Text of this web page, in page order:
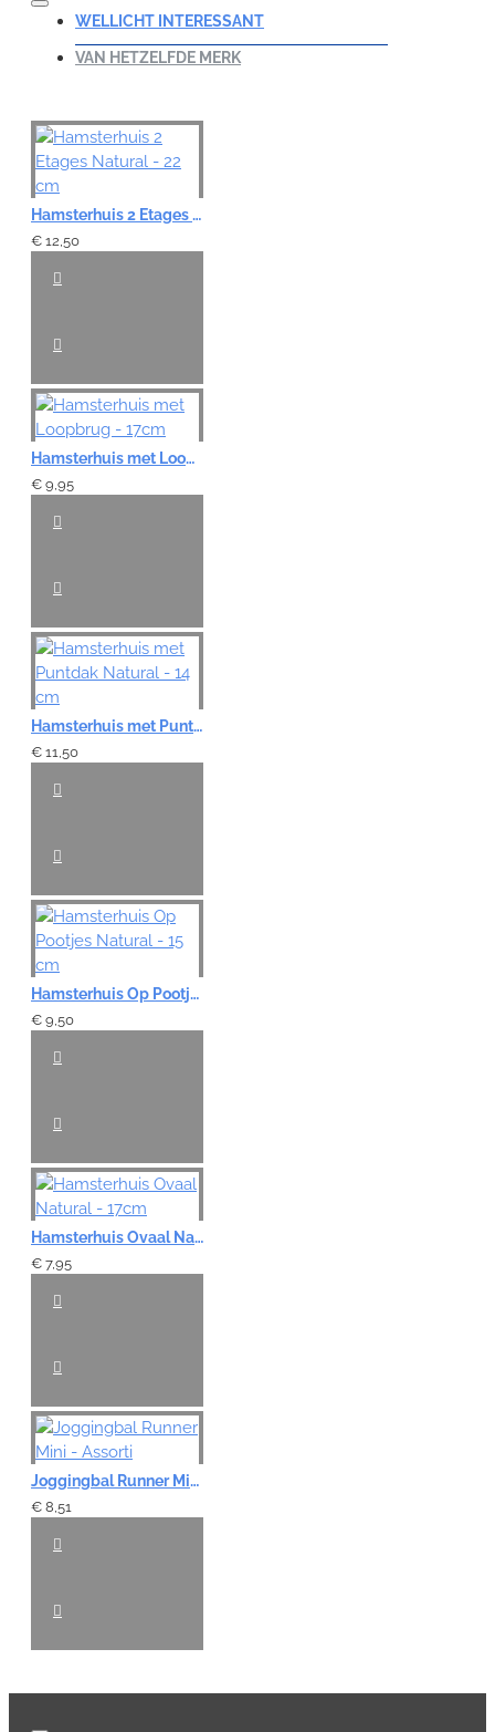
WELLICHT INTERESSANT
VAN HETZELFDE MERK
Hamsterhuis 2 Etages Natural - 22 cm
€ 12,50
Hamsterhuis met Loopbrug - 17cm
€ 9,95
Hamsterhuis met Puntdak Natural - 14 cm
€ 11,50
Hamsterhuis Op Pootjes Natural - 15 cm
€ 9,50
Hamsterhuis Ovaal Natural - 17cm
€ 7,95
Joggingbal Runner Mini - Assorti
€ 8,51